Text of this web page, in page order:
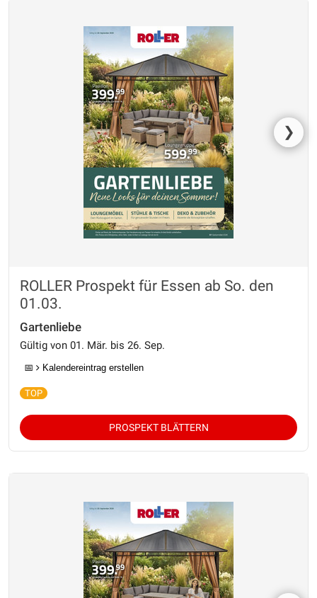
❯
ROLLER Prospekt für Essen ab So. den
01.03.
Gartenliebe
Gültig von 01. Mär. bis 26. Sep.
📅 Kalendereintrag erstellen
PROSPEKT BLÄTTERN